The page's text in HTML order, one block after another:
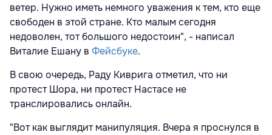
ветер. Нужно иметь немного уважения к тем, кто еще
свободен в этой стране. Кто малым сегодня
недоволен, тот большого недостоин", - написал
Виталие Ешану в Фейсбуке.
В свою очередь, Раду Киврига отметил, что ни
протест Шора, ни протест Настасе не
транслировались онлайн.
"Вот как выглядит манипуляция. Вчера я проснулся в